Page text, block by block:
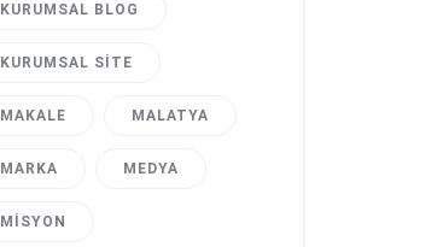
KURUMSAL BLOG
KURUMSAL SITE
MAKALE MALATYA
MARKA MEDYA
MISYON